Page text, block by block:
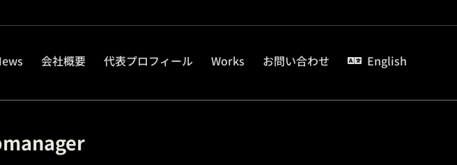
会社概要 代表プロフィール Works お問い合わせ English